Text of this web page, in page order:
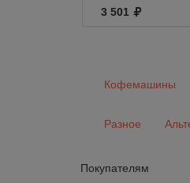
3 501
Кофемашины
Разное
Покупателям